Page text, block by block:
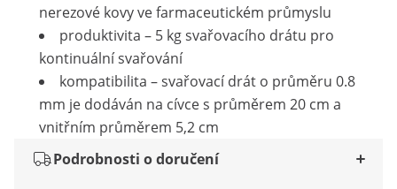
nerezové kovy ve farmaceutickém průmyslu
produktivita – 5 kg svařovacího drátu pro
kontinuální svařování
kompatibilita – svařovací drát o průměru 0.8
mm je dodáván na cívce s průměrem 20 cm a
vnitřním průměrem 5,2 cm
Podrobnosti o doručení